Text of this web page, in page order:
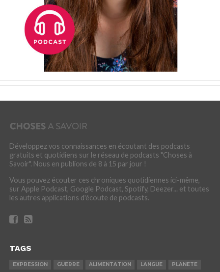
Développez vos connaissances en écoutant des podcasts
gratuits et quotidiens sur le réseau de podcasts "Choses à
Savoir". Nous en publions de 8 à 15 par jour !
Vous pouvez écouter ces chroniques quotidiennes ici-même,
sur Apple Podcast, Google Podcast, Spotify, Deezer... et toutes
les autres applications d'écoute de podcasts.
TAGS
EXPRESSION GUERRE ALIMENTATION LANGUE
PLANETE